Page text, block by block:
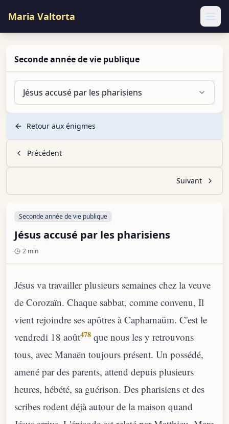
Maria Valtorta
Seconde année de vie publique
Jésus accusé par les pharisiens
Retour aux énigmes
Précédent
Suivant
Seconde année de vie publique
Jésus accusé par les pharisiens
2 min
Jésus va travailler plusieurs semaines chez la veuve
de Corozaïn. Chaque sabbat, comme convenu, Il
vient rejoindre ses apôtres à Capharnaüm. C'est le
vendredi 18 août478 que nous les y retrouvons
tous, avec Manaën toujours présent. Un possédé,
amené par des parents, attend depuis plusieurs
heures, hébété, sa guérison. Des pharisiens et des
scribes rodent déjà autour de la maison quand